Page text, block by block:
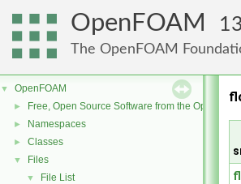
OpenFOAM 13
The OpenFOAM
▼ OpenFOAM
► Free, Open Source Software from the
► Namespaces
► Classes
▼ Files
▼ File List